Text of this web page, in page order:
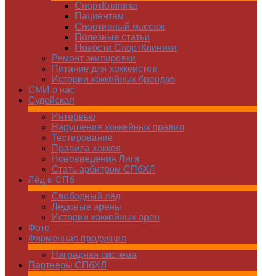
СпортКлиника
Пациентам
Спортивный массаж
Полезные статьи
Новости СпортКлиники
Ремонт экипировки
Питание для хоккеистов
Истории хоккейных брендов
СМИ о нас
Судейская
Интервью
Нарушения хоккейных правил
Тестирование
Правила хоккея
Нововведения Лиги
Стать арбитром СПбХЛ
Лёд в СПб
Свободный лёд
Ледовые арены
Истории хоккейных арен
Фото
Фирменная продукция
Наградная система
Партнеры СПбХЛ